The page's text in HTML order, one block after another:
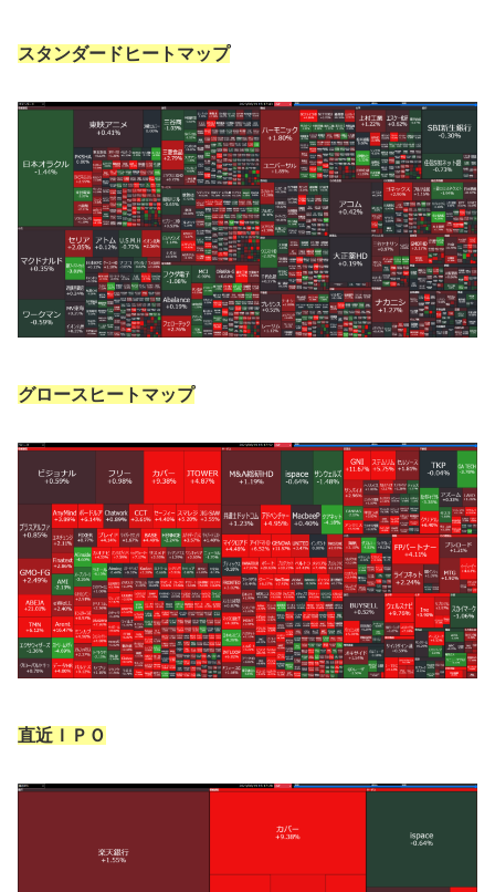
スタンダードヒートマップ
グロースヒートマップ
直近ＩＰＯ